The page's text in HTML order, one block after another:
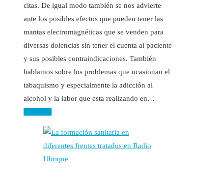
Enlaces
citas. De igual modo también se nos advierte
ante los posibles efectos que pueden tener las
mantas electromagnéticas que se venden para
diversas dolencias sin tener el cuenta al paciente
y sus posibles contraindicaciones. También
hablamos sobre los problemas que ocasionan el
tabaquismo y especialmente la adicción al
alcohol y la labor que esta realizando en…